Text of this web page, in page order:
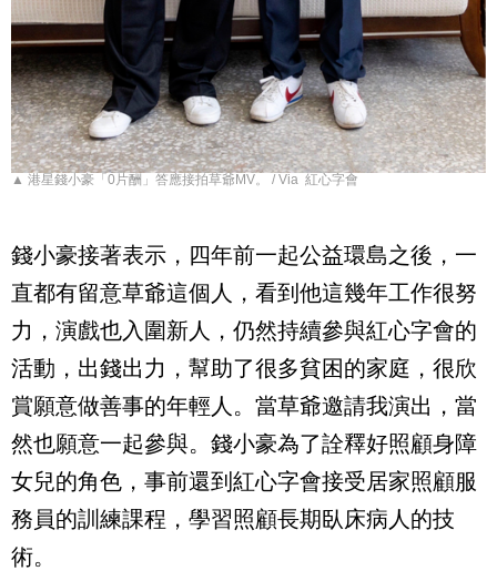
▲ 港星錢小豪「0片酬」答應接拍草爺MV。 / Via 紅心字會
錢小豪接著表示，四年前一起公益環島之後，一
直都有留意草爺這個人，看到他這幾年工作很努
力，演戲也入圍新人，仍然持續參與紅心字會的
活動，出錢出力，幫助了很多貧困的家庭，很欣
賞願意做善事的年輕人。當草爺邀請我演出，當
然也願意一起參與。錢小豪為了詮釋好照顧身障
女兒的角色，事前還到紅心字會接受居家照顧服
務員的訓練課程，學習照顧長期臥床病人的技
術。